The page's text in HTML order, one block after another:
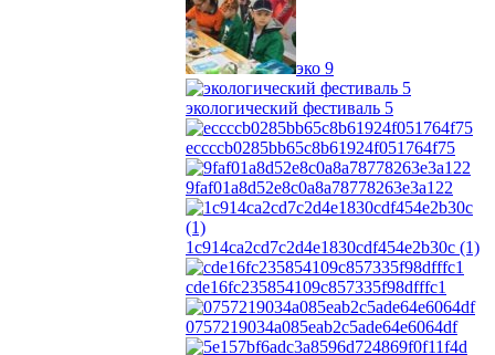
эко 9
экологический фестиваль 5
eccccb0285bb65c8b61924f051764f75
9faf01a8d52e8c0a8a78778263e3a122
1c914ca2cd7c2d4e1830cdf454e2b30c (1)
cde16fc235854109c857335f98dfffc1
0757219034a085eab2c5ade64e6064df